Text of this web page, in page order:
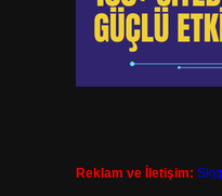
Reklam ve İletişim: